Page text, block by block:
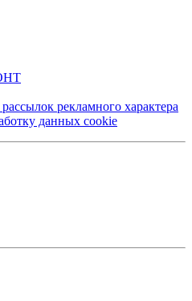
рекламного характера
данных cookie